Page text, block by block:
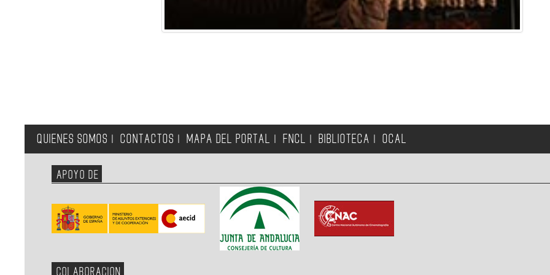
QUIENES SOMOS CONTACTOS MAPA DEL PORTAL FNCL BIBLIOTECA OCAL
APOYO DE
COLABORACION